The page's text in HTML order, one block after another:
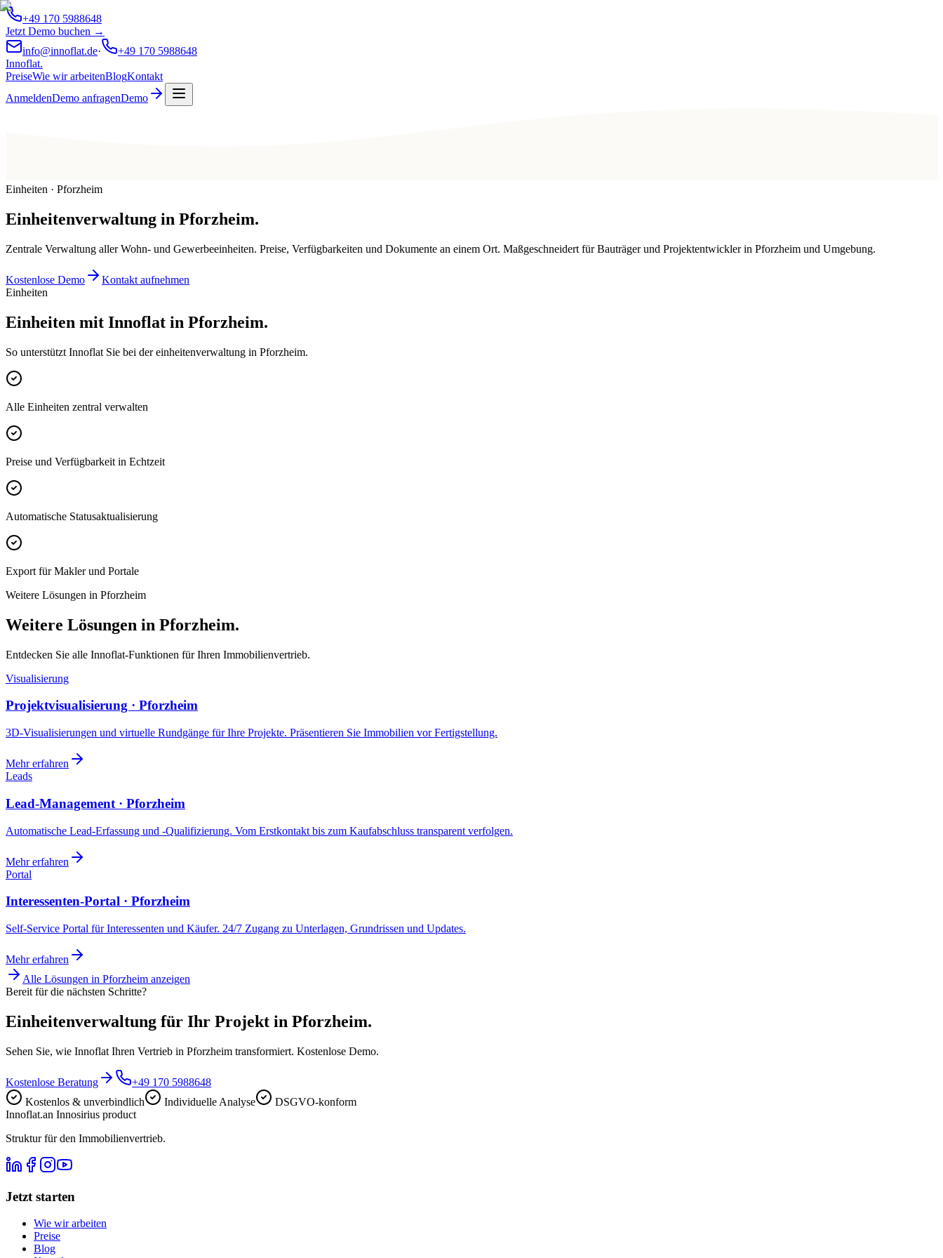
+49 170 5988648
Jetzt Demo buchen →
info@innoflat.de·
+49 170 5988648
Innoflat.
PreiseWie wir arbeitenBlogKontakt
AnmeldenDemo anfragenDemo
Einheiten · Pforzheim
Einheitenverwaltung in Pforzheim.
Zentrale Verwaltung aller Wohn- und Gewerbeeinheiten. Preise, Verfügbarkeiten und Dokumente an einem Ort. Maßgeschneidert für Bauträger und Projektentwickler in Pforzheim und Umgebung.
Kostenlose Demo
Kontakt aufnehmen
Einheiten
Einheiten mit Innoflat in Pforzheim.
So unterstützt Innoflat Sie bei der einheitenverwaltung in Pforzheim.
Alle Einheiten zentral verwalten
Preise und Verfügbarkeit in Echtzeit
Automatische Statusaktualisierung
Export für Makler und Portale
Weitere Lösungen in Pforzheim
Weitere Lösungen in Pforzheim.
Entdecken Sie alle Innoflat-Funktionen für Ihren Immobilienvertrieb.
Visualisierung
Projektvisualisierung · Pforzheim
3D-Visualisierungen und virtuelle Rundgänge für Ihre Projekte. Präsentieren Sie Immobilien vor Fertigstellung.
Mehr erfahren
Leads
Lead-Management · Pforzheim
Automatische Lead-Erfassung und -Qualifizierung. Vom Erstkontakt bis zum Kaufabschluss transparent verfolgen.
Mehr erfahren
Portal
Interessenten-Portal · Pforzheim
Self-Service Portal für Interessenten und Käufer. 24/7 Zugang zu Unterlagen, Grundrissen und Updates.
Mehr erfahren
Alle Lösungen in Pforzheim anzeigen
Bereit für die nächsten Schritte?
Einheitenverwaltung für Ihr Projekt in Pforzheim.
Sehen Sie, wie Innoflat Ihren Vertrieb in Pforzheim transformiert. Kostenlose Demo.
Kostenlose Beratung
+49 170 5988648
Kostenlos & unverbindlich
Individuelle Analyse
DSGVO-konform
Innoflat.an Innosirius product
Struktur für den Immobilienvertrieb.
Jetzt starten
Wie wir arbeiten
Preise
Blog